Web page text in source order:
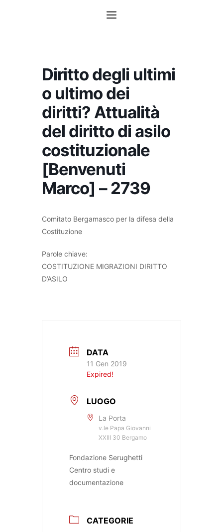
Menu
Diritto degli ultimi
o ultimo dei
diritti? Attualità
del diritto di asilo
costituzionale
[Benvenuti
Marco] – 2739
Comitato Bergamasco per la difesa della
Costituzione
Parole chiave:
COSTITUZIONE MIGRAZIONI DIRITTO
D’ASILO
DATA
11 Gen 2019
Expired!
LUOGO
La Porta
v.le Papa Giovanni
XXIII 30 Bergamo
Fondazione Serughetti
Centro studi e
documentazione
CATEGORIE